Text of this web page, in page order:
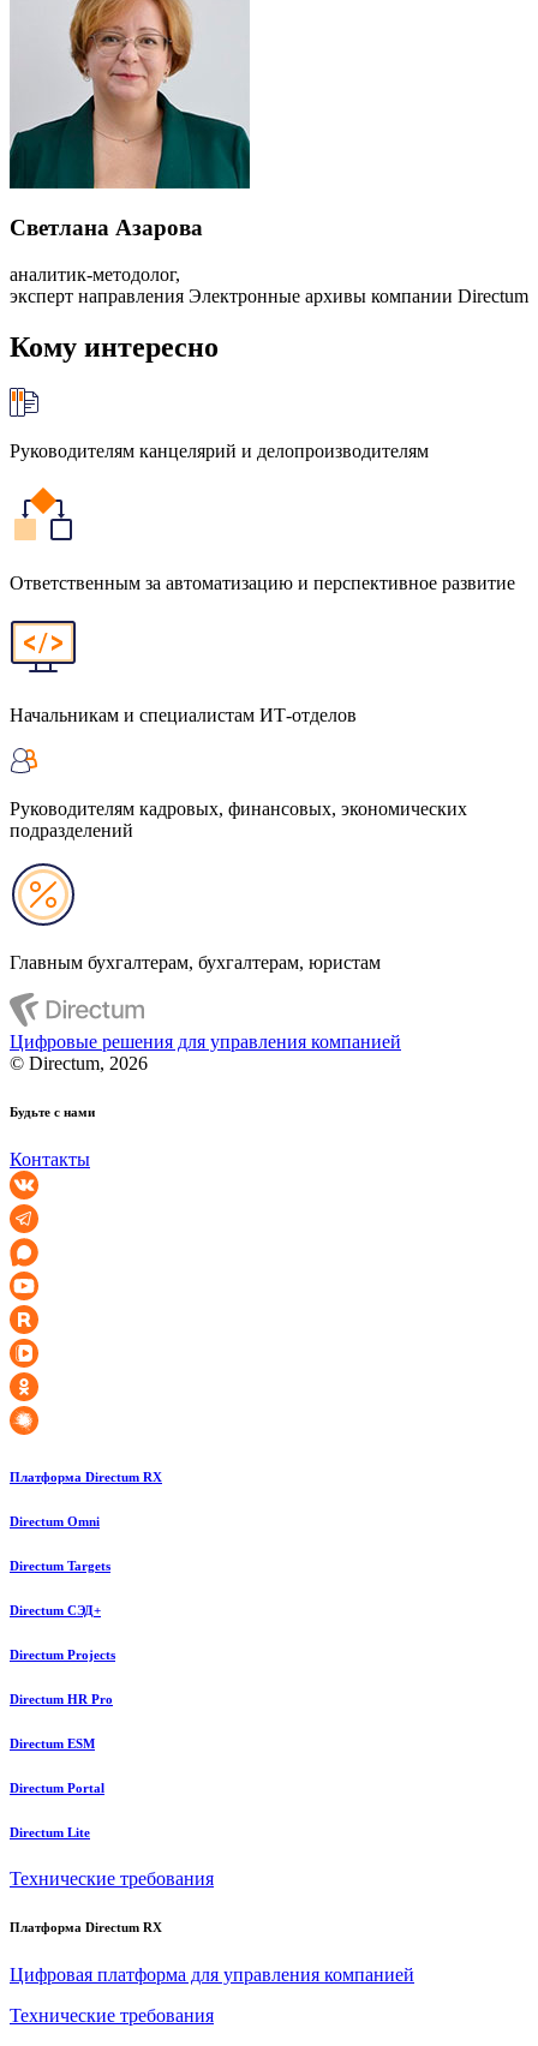
Светлана Азарова
аналитик-методолог,
эксперт направления Электронные архивы компании Directum
Кому интересно
Руководителям канцелярий и делопроизводителям
Ответственным за автоматизацию и перспективное развитие
Начальникам и специалистам ИТ-отделов
Руководителям кадровых, финансовых, экономических
подразделений
Главным бухгалтерам, бухгалтерам, юристам
Цифровые решения для управления компанией
© Directum, 2026
Будьте с нами
Контакты
Платформа Directum RX
Directum Omni
Directum Targets
Directum СЭД+
Directum Projects
Directum HR Pro
Directum ESM
Directum Portal
Directum Lite
Технические требования
Платформа Directum RX
Цифровая платформа для управления компанией
Технические требования